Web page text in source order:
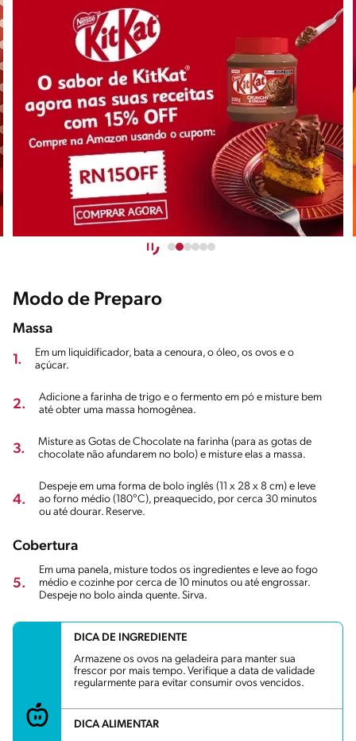
Modo de Preparo
Massa
1.
Em um liquidificador, bata a cenoura, o óleo, os ovos e o
açúcar.
2.
Adicione a farinha de trigo e o fermento em pó e misture bem
até obter uma massa homogênea.
3.
Misture as Gotas de Chocolate na farinha (para as gotas de
chocolate não afundarem no bolo) e misture elas a massa.
4.
Despeje em uma forma de bolo inglês (11 x 28 x 8 cm) e leve
ao forno médio (180°C), preaquecido, por cerca 30 minutos
ou até dourar. Reserve.
Cobertura
5.
Em uma panela, misture todos os ingredientes e leve ao fogo
médio e cozinhe por cerca de 10 minutos ou até engrossar.
Despeje no bolo ainda quente. Sirva.
DICA DE INGREDIENTE
Armazene os ovos na geladeira para manter sua
frescor por mais tempo. Verifique a data de validade
regularmente para evitar consumir ovos vencidos.
DICA ALIMENTAR